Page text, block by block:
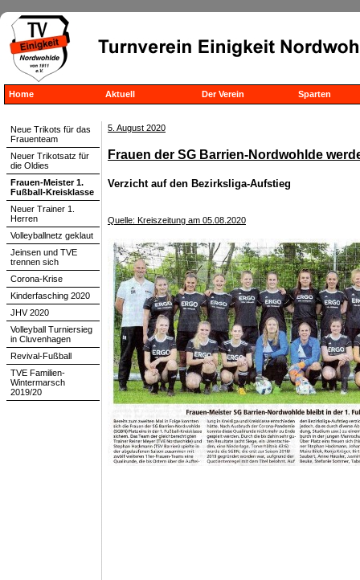
Home Aktuell Der Verein Sparten
5. August 2020
Frauen der SG Barrien-Nordwohlde
Verzicht auf den Bezirksliga-Aufstieg
Quelle: Kreiszeitung am 05.08.2020
Neue Trikots für das
Frauenteam
Neuer Trikotsatz für
die Oldies
Frauen-Meister 1.
Fußball-Kreisklasse
Neuer Trainer 1.
Herren
Volleyballnetz geklaut
Jeinsen und TVE
trennen sich
Corona-Krise
Kinderfasching 2020
JHV 2020
Volleyball Turniersieg
in Cluvenhagen
Revival-Fußball
TVE Familien-
Wintermarsch
2019/20